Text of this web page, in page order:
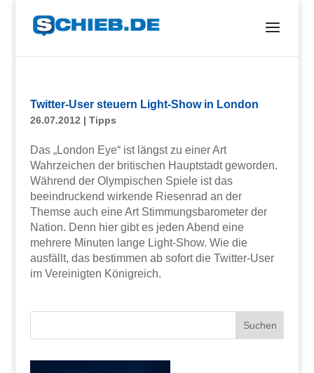
Twitter-User steuern Light-Show in London
26.07.2012 | Tipps
Das „London Eye“ ist längst zu einer Art
Wahrzeichen der britischen Hauptstadt geworden.
Während der Olympischen Spiele ist das
beeindruckend wirkende Riesenrad an der
Themse auch eine Art Stimmungsbarometer der
Nation. Denn hier gibt es jeden Abend eine
mehrere Minuten lange Light-Show. Wie die
ausfällt, das bestimmen ab sofort die Twitter-User
im Vereinigten Königreich.